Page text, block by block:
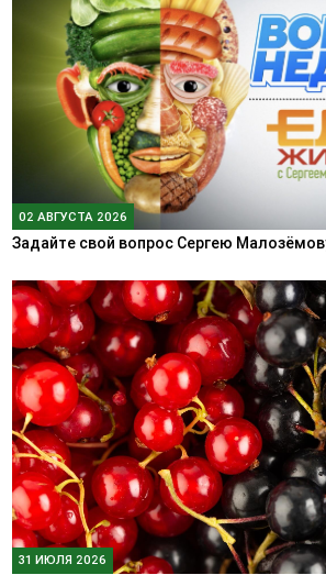
02 АВГУСТА 2026
Задайте свой вопрос Сергею
31 ИЮЛЯ 2026